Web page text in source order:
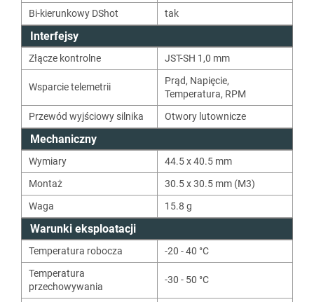
Bi-kierunkowy DShot tak
Interfejsy
Złącze kontrolne JST-SH 1,0 mm
Wsparcie telemetrii
Prąd, Napięcie,
Temperatura, RPM
Przewód wyjściowy silnika
Otwory lutownicze
Mechaniczny
Wymiary
44.5 x 40.5 mm
Montaż
30.5 x 30.5 mm (M3)
Waga
15.8 g
Warunki eksploatacji
Temperatura robocza
-20 - 40 °C
Temperatura
przechowywania
-30 - 50 °C